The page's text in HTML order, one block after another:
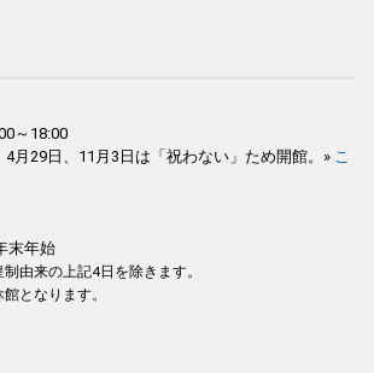
～18:00
月29日、11月3日は「祝わない」ため開館。» こ
末年始
由来の上記4日を除きます。
となります。